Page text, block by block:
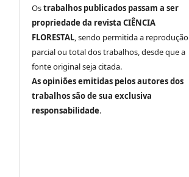
Ostrabalhos publicados passam a ser
propriedade da revista CIÊNCIA
FLORESTAL , sendo permitida a reprodução
parcial ou total dos trabalhos, desde que a
fonte original seja citada.
As opiniões emitidas pelos autores dos
trabalhos são de sua exclusiva
responsabilidade.